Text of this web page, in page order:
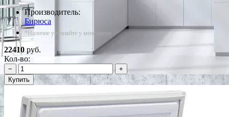
Производитель:
Бирюса
*Наличие уточняйте у менеджера
22410 руб.
Кол-во:
−
+
Купить